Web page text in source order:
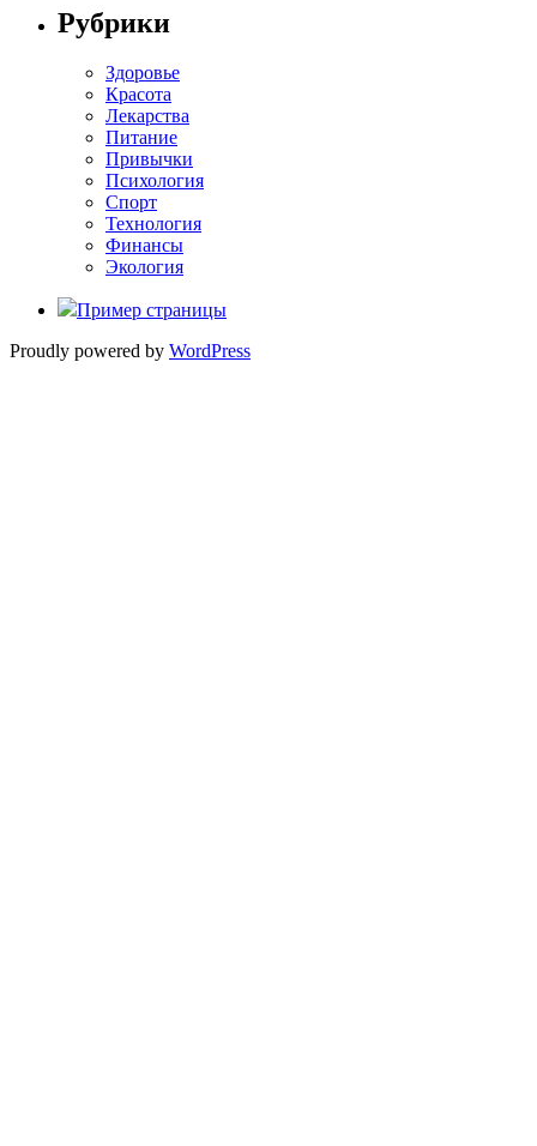
Рубрики
Здоровье
Красота
Лекарства
Питание
Привычки
Психология
Спорт
Технология
Финансы
Экология
Пример страницы
Proudly powered by WordPress